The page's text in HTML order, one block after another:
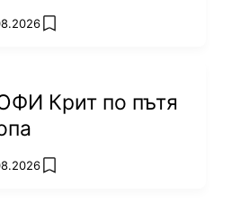
add favorites
Крит по пътя
add favorites